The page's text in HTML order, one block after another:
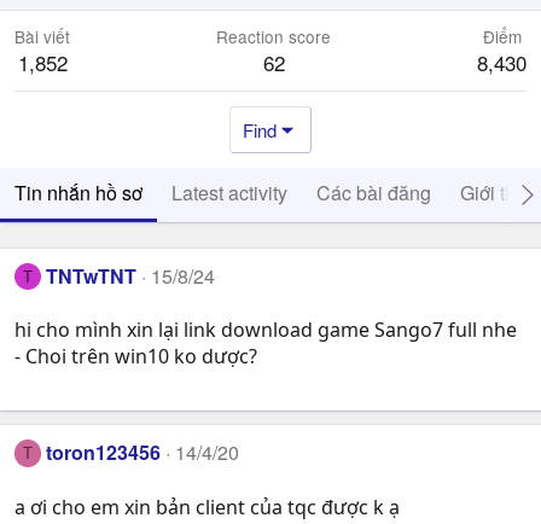
Bài viết
1,852
Reaction score
62
Điểm
8,430
Find
Tin nhắn hồ sơ Latest activity Các bài đăng Giới thiệu
T TNTwTNT 15/8/24
hi cho mình xin lại link download game Sango7 full nhe
- Choi trên win10 ko dược?
T toron123456 14/4/20
a ơi cho em xin bản client của tqc được k ạ